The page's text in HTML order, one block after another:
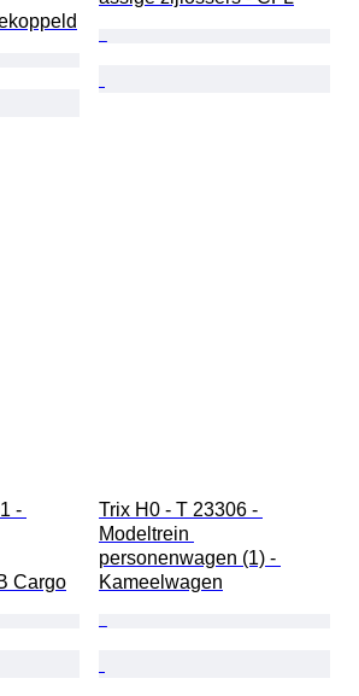
-
Cargo
Trix H0 - T 23306 -
Modeltrein
personenwagen (1) -
Kameelwagen